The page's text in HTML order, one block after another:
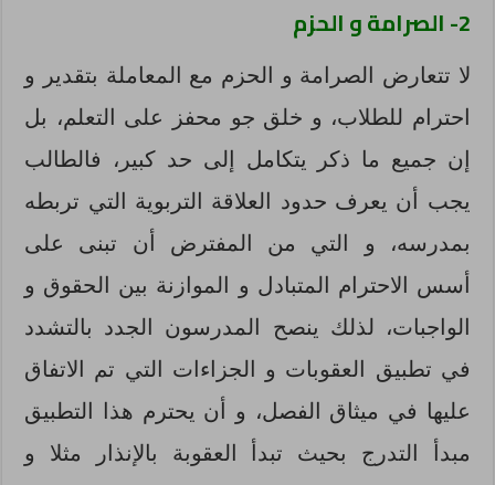
2- الصرامة و الحزم
لا تتعارض الصرامة و الحزم مع المعاملة بتقدير و
احترام للطلاب، و خلق جو محفز على التعلم، بل
إن جميع ما ذكر يتكامل إلى حد كبير، فالطالب
يجب أن يعرف حدود العلاقة التربوية التي تربطه
بمدرسه، و التي من المفترض أن تبنى على
أسس الاحترام المتبادل و الموازنة بين الحقوق و
الواجبات، لذلك ينصح المدرسون الجدد بالتشدد
في تطبيق العقوبات و الجزاءات التي تم الاتفاق
عليها في ميثاق الفصل، و أن يحترم هذا التطبيق
مبدأ التدرج بحيث تبدأ العقوبة بالإنذار مثلا و